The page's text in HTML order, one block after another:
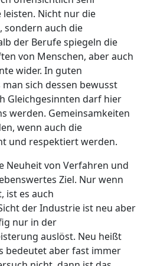
Nicht nur die
sondern auch die
der ­Berufe spiegeln die
von Menschen, aber auch
wider. In guten
sich dessen bewusst
Gleichgesinnten darf hier
werden. Gemeinsamkeiten
wenn auch die
und respektiert werden.
Neuheit von Verfahren und
Ziel. Nur wenn
ist es auch
der Industrie ist neu aber
nur in der
auslöst. Neu heißt
bedeutet aber fast immer